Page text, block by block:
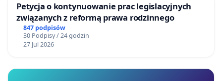
Petycja o kontynuowanie prac legislacyjnych
związanych z reformą prawa rodzinnego
847 podpisów
30 Podpisy / 24 godzin
27 Jul 2026